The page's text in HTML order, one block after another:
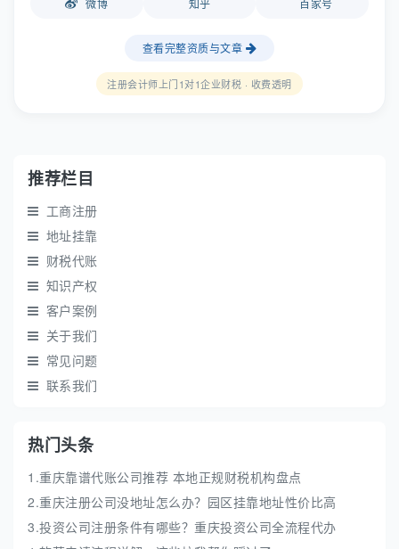
查看完整资质与文章
注册会计师上门1对1企业财税 · 收费透明
推荐栏目
工商注册
地址挂靠
财税代账
知识产权
客户案例
关于我们
常见问题
联系我们
热门头条
1.重庆靠谱代账公司推荐 本地正规财税机构盘点
2.重庆注册公司没地址怎么办？园区挂靠地址性价比高
3.投资公司注册条件有哪些？重庆投资公司全流程代办